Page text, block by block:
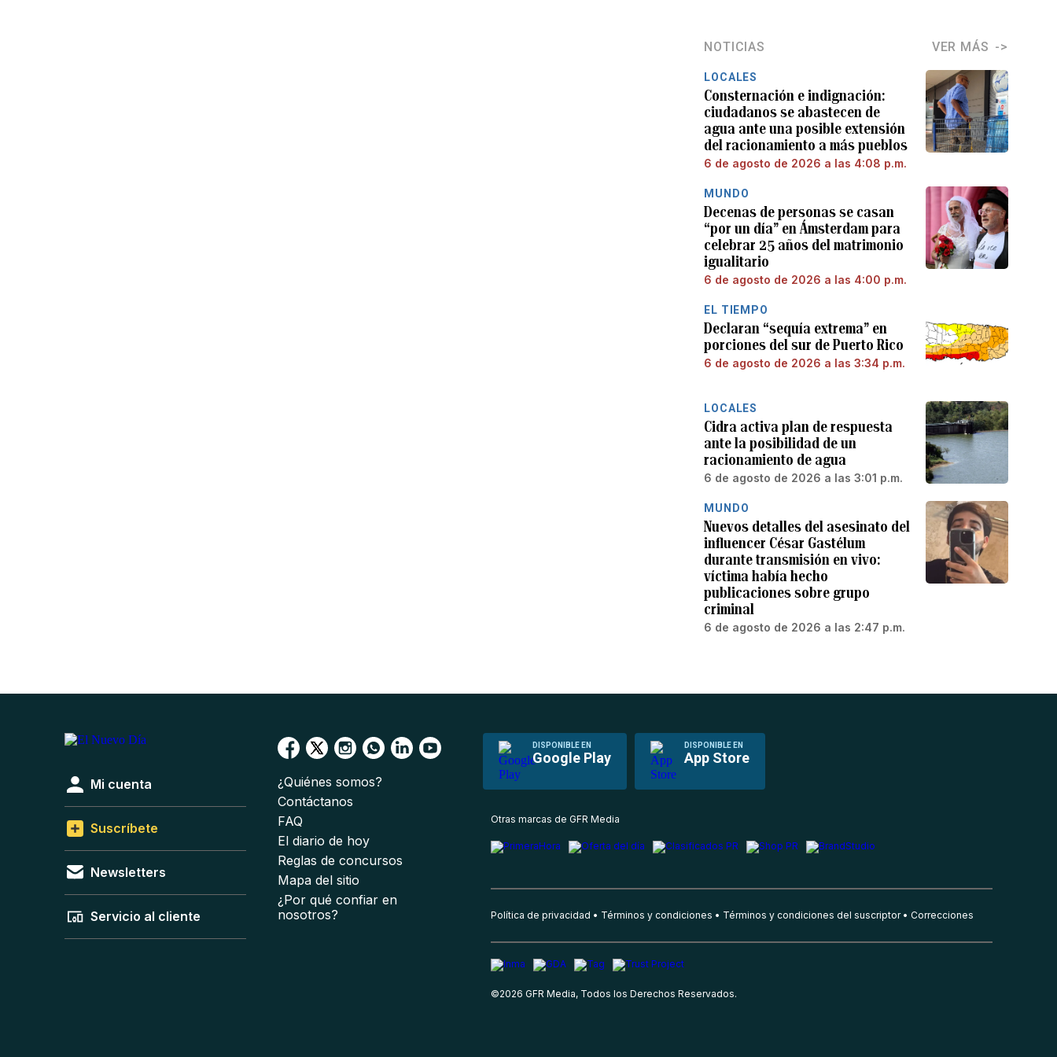
NOTICIAS VER MÁS
LOCALES
Consternación e indignación:
ciudadanos se abastecen de
agua ante una posible extensión
del racionamiento a más pueblos
6 de agosto de 2026 a las 4:08 p.m.
MUNDO
Decenas de personas se casan
“por un día” en Ámsterdam para
celebrar 25 años del matrimonio
igualitario
6 de agosto de 2026 a las 4:00 p.m.
EL TIEMPO
Declaran “sequía extrema” en
porciones del sur de Puerto Rico
6 de agosto de 2026 a las 3:34 p.m.
LOCALES
Cidra activa plan de respuesta
ante la posibilidad de un
racionamiento de agua
6 de agosto de 2026 a las 3:01 p.m.
MUNDO
Nuevos detalles del asesinato del
influencer César Gastélum
durante transmisión en vivo:
víctima había hecho
publicaciones sobre grupo
criminal
6 de agosto de 2026 a las 2:47 p.m.
DISPONIBLE EN
Google Play
DISPONIBLE EN
App Store
Mi cuenta
Suscríbete
Newsletters
Servicio al cliente
¿Quiénes somos?
Contáctanos
FAQ
El diario de hoy
Reglas de concursos
Mapa del sitio
¿Por qué confiar en
nosotros?
Otras marcas de GFR Media
Política de privacidad Términos y condiciones Términos y condiciones del suscriptor Correcciones
©2026 GFR Media, Todos los Derechos Reservados.